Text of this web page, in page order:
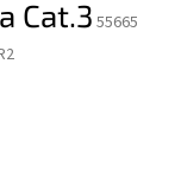
Cat.3 55665